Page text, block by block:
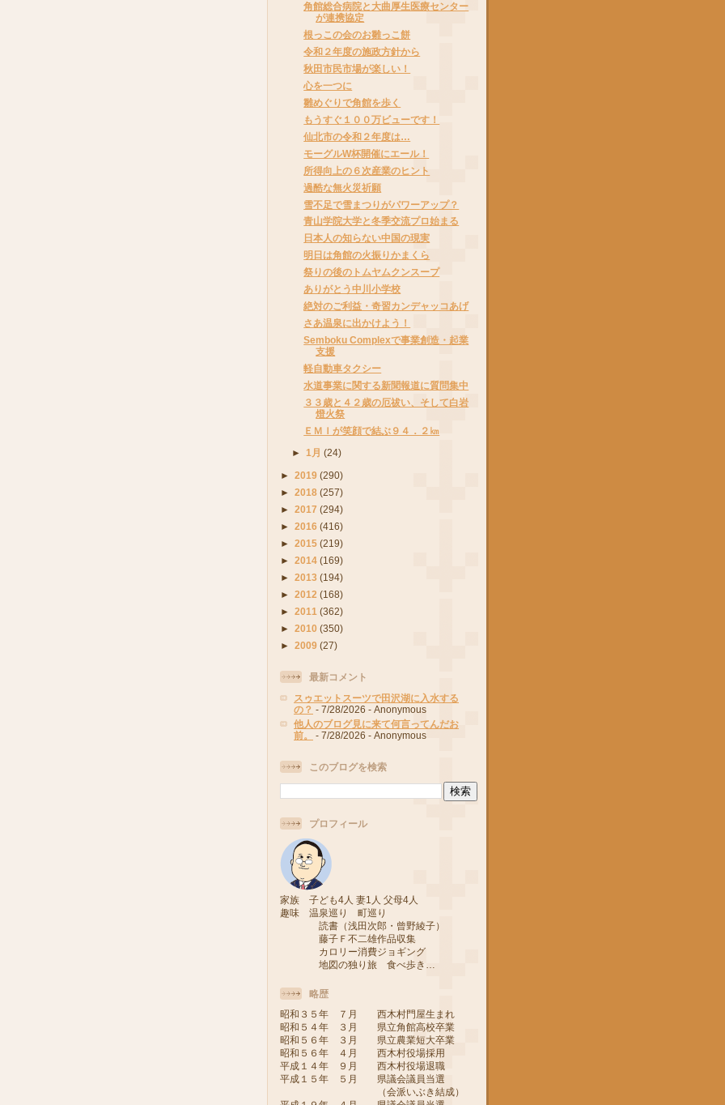
角館総合病院と大曲厚生医療センター
が連携協定
根っこの会のお雛っこ餅
令和２年度の施政方針から
秋田市民市場が楽しい！
心を一つに
雛めぐりで角館を歩く
もうすぐ１００万ビューです！
仙北市の令和２年度は…
モーグルW杯開催にエール！
所得向上の６次産業のヒント
過酷な無火災祈願
雪不足で雪まつりがパワーアップ？
青山学院大学と冬季交流プロ始まる
日本人の知らない中国の現実
明日は角館の火振りかまくら
祭りの後のトムヤムクンスープ
ありがとう中川小学校
絶対のご利益・奇習カンデャッコあげ
さあ温泉に出かけよう！
Semboku Complexで事業創造・起業
支援
軽自動車タクシー
水道事業に関する新聞報道に質問集中
３３歳と４２歳の厄祓い、そして白岩
燈火祭
ＥＭＩが笑顔で結ぶ９４．２㎞
► 1月(24)
► 2019 (290)
► 2018 (257)
► 2017 (294)
► 2016 (416)
► 2015 (219)
► 2014 (169)
► 2013 (194)
► 2012 (168)
► 2011 (362)
► 2010 (350)
► 2009 (27)
最新コメント
スゥエットスーツで田沢湖に入水する
の？ - 7/28/2026 - Anonymous
他人のブログ見に来て何言ってんだお
前。
- 7/28/2026 - Anonymous
このブログを検索
プロフィール
家族 子ども4人 妻1人 父母4人
趣味 温泉巡り 町巡り
読書（浅田次郎・曾野綾子）
藤子Ｆ不二雄作品収集
カロリー消費ジョギング
地図の独り旅 食べ歩き…
略歴
昭和３５年 ７月 西木村門屋生まれ
昭和５４年 ３月 県立角館高校卒業
昭和５６年 ３月 県立農業短大卒業
昭和５６年 ４月 西木村役場採用
平成１４年 ９月 西木村役場退職
平成１５年 ５月 県議会議員当選
（会派いぶき結成）